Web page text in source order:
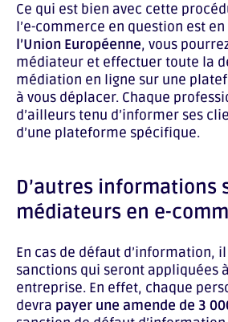
Ce qui est bien avec cette
l’e-commerce en question est en
l’Union Européenne, vous
médiateur et effectuer toute la
médiation en ligne sur une
à vous déplacer. Chaque
d’ailleurs tenu d’informer ses
d’une plateforme spécifique.
D’autres informations
médiateurs en e-
En cas de défaut d’information,
sanctions qui seront appliquées
entreprise. En effet, chaque
devra payer une amende de 3